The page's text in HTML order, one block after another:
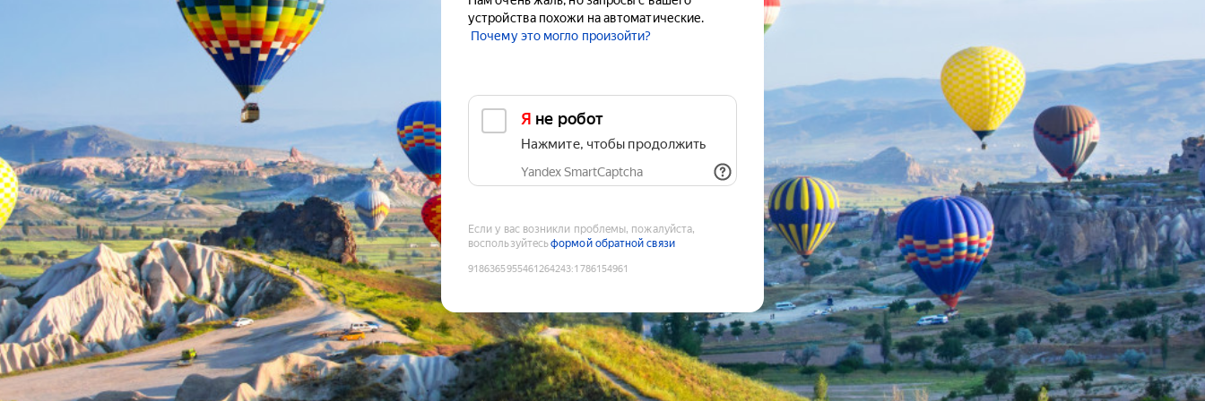
устройства похожи на автоматические.
Почему это могло произойти?
Я не робот
Нажмите, чтобы продолжить
Yandex SmartCaptcha
Если у вас возникли проблемы, пожалуйста,
воспользуйтесьформой обратной связи
9186365955461264243:1786154961